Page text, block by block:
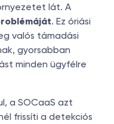
lát. A
. Ez óriási
valós támadási
gyorsabban
minden ügyfélre
a SOCaaS azt
frissíti a detekciós